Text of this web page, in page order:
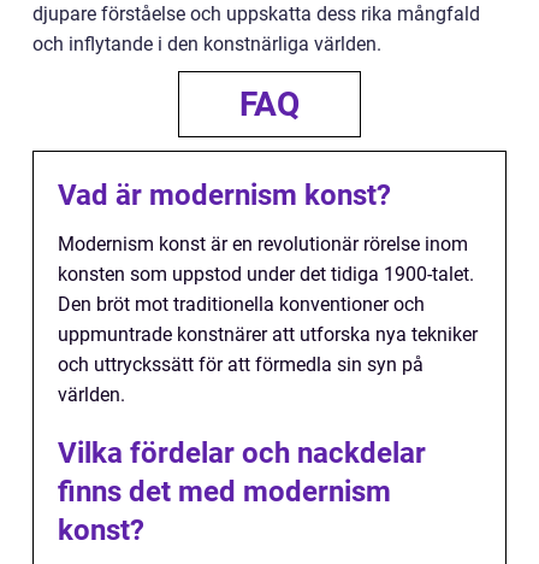
djupare förståelse och uppskatta dess rika mångfald
och inflytande i den konstnärliga världen.
FAQ
Vad är modernism konst?
Modernism konst är en revolutionär rörelse inom
konsten som uppstod under det tidiga 1900-talet.
Den bröt mot traditionella konventioner och
uppmuntrade konstnärer att utforska nya tekniker
och uttryckssätt för att förmedla sin syn på
världen.
Vilka fördelar och nackdelar
finns det med modernism
konst?